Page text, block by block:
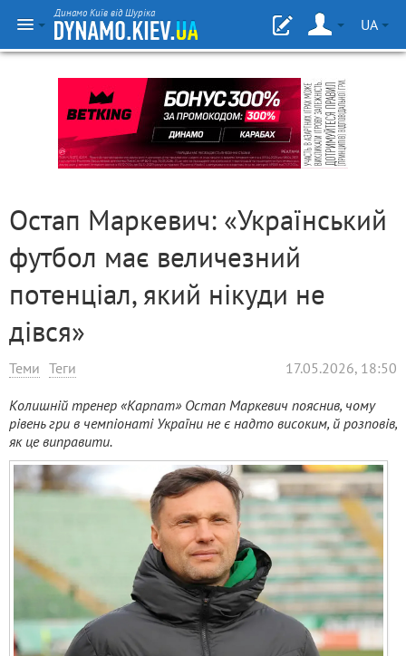
Динамо Київ від Шуріка
UA
Остап Маркевич: «Український
футбол має величезний
потенціал, який нікуди не
дівся»
Теми Теги 17.05.2026, 18:50
Колишній тренер «Карпат» Остап Маркевич пояснив, чому
рівень гри в чемпіонаті України не є надто високим, й розповів,
як це виправити.